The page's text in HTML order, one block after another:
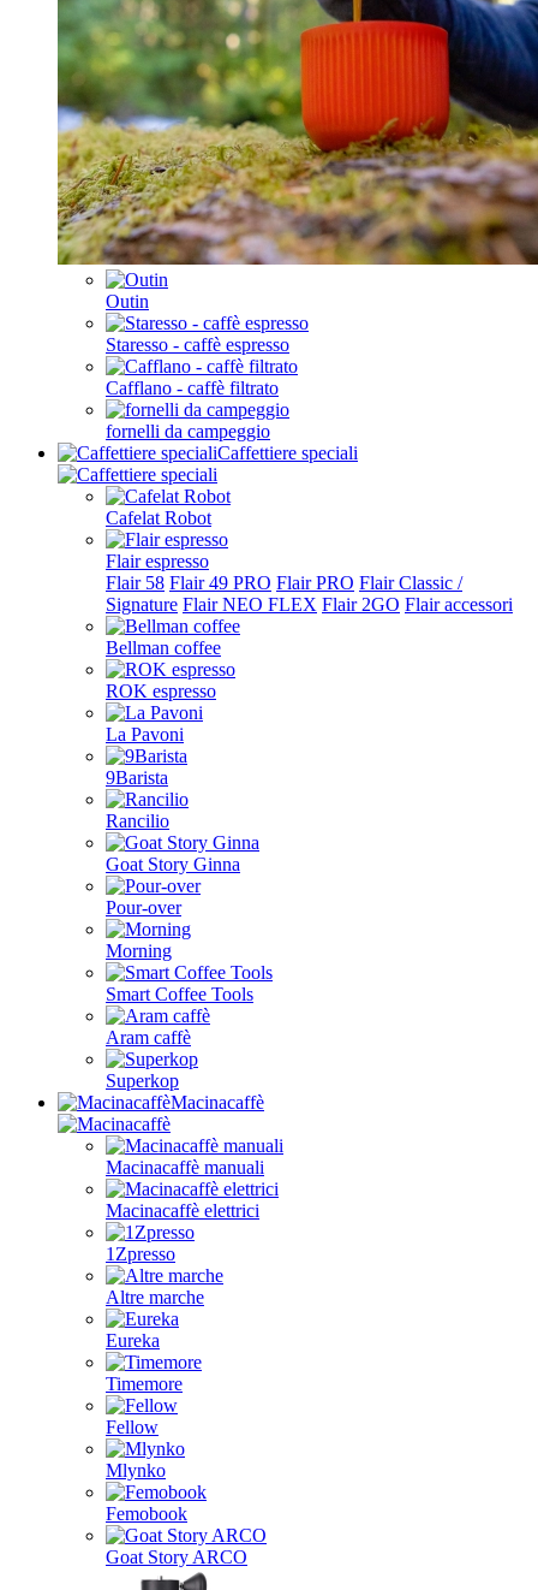
Outin
Staresso - caffè espresso
Cafflano - caffè filtrato
fornelli da campeggio
Caffettiere speciali
Cafelat Robot
Flair espresso
Flair 58 Flair 49 PRO Flair PRO Flair Classic /
Signature Flair NEO FLEX Flair 2GO Flair accessori
Bellman coffee
ROK espresso
La Pavoni
9Barista
Rancilio
Goat Story Ginna
Pour-over
Morning
Smart Coffee Tools
Aram caffè
Superkop
Macinacaffè
Macinacaffè manuali
Macinacaffè elettrici
1Zpresso
Altre marche
Eureka
Timemore
Fellow
Mlynko
Femobook
Goat Story ARCO